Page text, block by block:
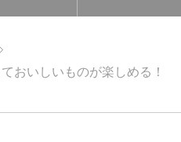
おいしいものが楽しめる！